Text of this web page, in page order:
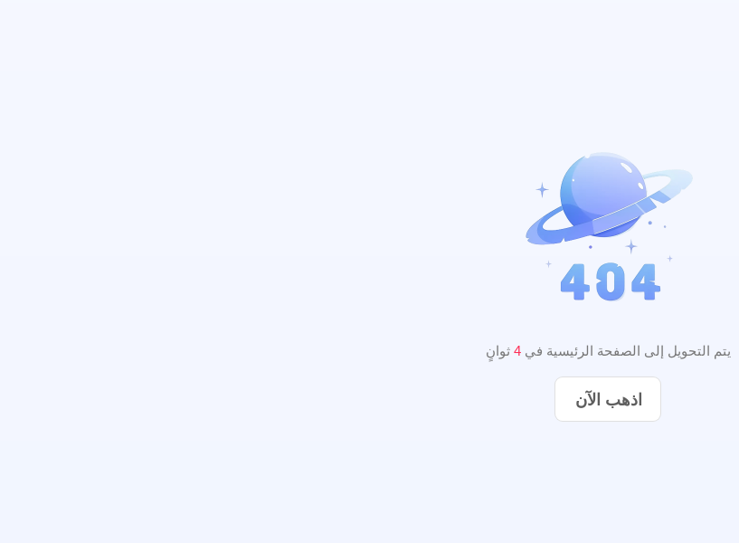
يتم التحويل إلى الصفحة الرئيسية في3 ثوانٍ
اذهب الآن